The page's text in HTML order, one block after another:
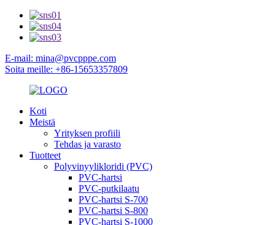
E-mail: mina@pvcpppe.com
Soita meille: +86-15653357809
Koti
Meistä
Yrityksen profiili
Tehdas ja varasto
Tuotteet
Polyvinyylikloridi (PVC)
PVC-hartsi
PVC-putkilaatu
PVC-hartsi S-700
PVC-hartsi S-800
PVC-hartsi S-1000